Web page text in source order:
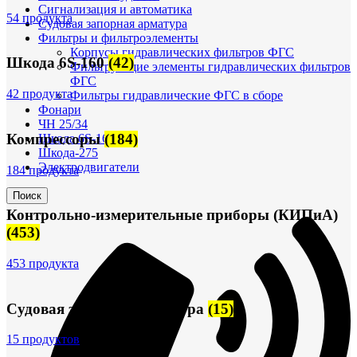
Сигнализация и автоматика
Судовая запорная арматура
Фильтры и фильтроэлементы
Корпусы гидравлических фильтров ФГС
Фильтрующие элементы гидравлических фильтров
ФГС
Фильтры гидравлические ФГС в сборе
Фонари
ЧН 25/34
Шкода 6S-160
Шкода-275
Электродвигатели
Поиск
54 продукта
Шкода 6S-160(42)
42 продукта
Компрессоры(184)
184 продукта
Контрольно-измерительные приборы (КИПиА)
(453)
453 продукта
Судовая запорная арматура (15)
15 продуктов